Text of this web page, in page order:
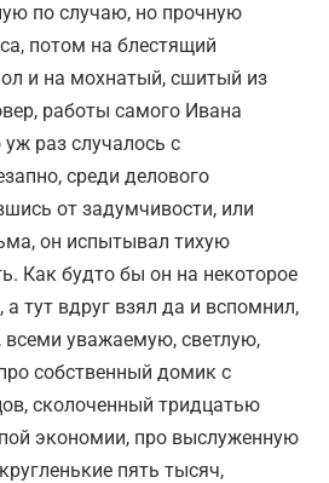
по случаю, но прочную
потом на блестящий
и на мохнатый, сшитый из
работы самого Ивана
раз случалось с
среди делового
от задумчивости, или
он испытывал тихую
Как будто бы он на некоторое
тут вдруг взял да и вспомнил,
уважаемую, светлую,
собственный домик с
сколоченный тридцатью
экономии, про выслуженную
пять тысяч,